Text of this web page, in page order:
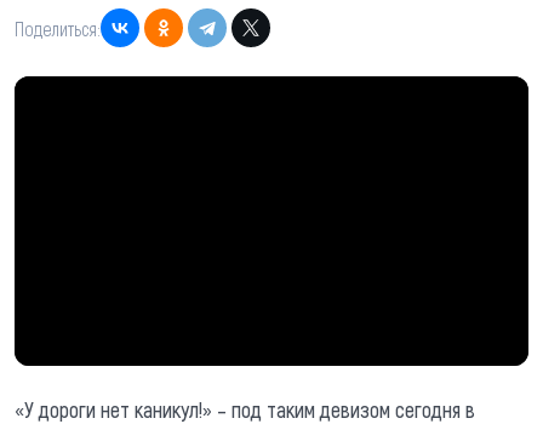
Поделиться:
«У дороги нет каникул!» – под таким девизом сегодня в